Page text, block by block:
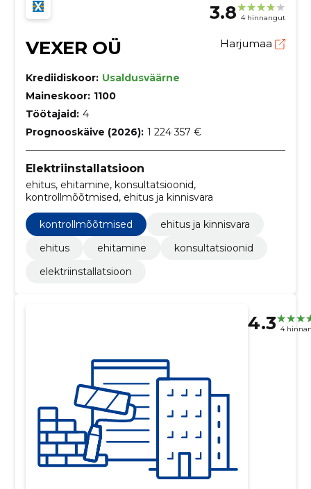
3.8 4 hinnangut
VEXER OÜ Harjumaa
Krediidiskoor: Usaldusväärne
Maineskoor: 1100
Töötajaid: 4
Prognooskäive (2026): 1 224 357 €
Elektriinstallatsioon
ehitus, ehitamine, konsultatsioonid,
kontrollmõõtmised, ehitus ja kinnisvara
kontrollmõõtmised
ehitus ja kinnisvara
ehitus
ehitamine
konsultatsioonid
elektriinstallatsioon
4.3 4